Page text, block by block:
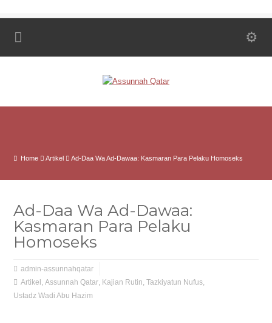
Home Artikel Ad-Daa Wa Ad-Dawaa: Kasmaran Para Pelaku Homoseks
Ad-Daa Wa Ad-Dawaa:
Kasmaran Para Pelaku
Homoseks
admin-assunnahqatar
Artikel ,Assunnah Qatar, Kajian Rutin,Tazkiyatun Nufus,
Ustadz Wadi Abu Hazim